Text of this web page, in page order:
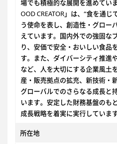
場でも積極的な展開を進めてい
OOD CREATOR」は、“食を通
う使命を表し、創造性・グロー
えています。国内外での強固な
り、安価で安全・おいしい食品
す。また、ダイバーシティ推進
など、人を大切にする企業風土
産・販売拠点の拡充、新技術・
グローバルでのさらなる成長と
います。安定した財務基盤のも
成長戦略を着実に実行しています
所在地